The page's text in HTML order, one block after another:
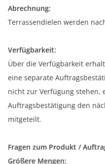
Abrechnung:
Terrassendielen werden
Verfügbarkeit:
Über die Verfügbarkeit
eine separate
nicht zur Verfügung stehen,
Auftragsbestätigung den
mitgeteilt.
Fragen zum Produkt /
Größere Mengen: